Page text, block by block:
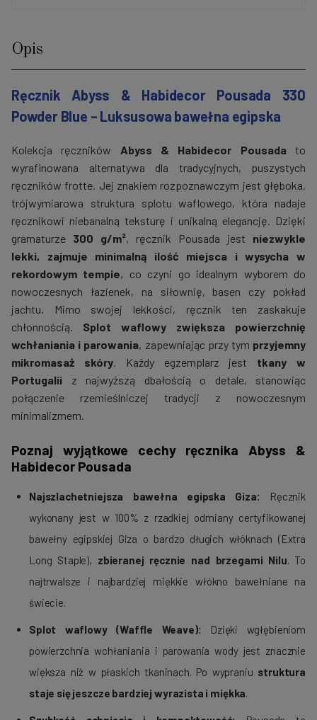
Opis
Ręcznik Abyss & Habidecor Pousada 330
Powder Blue – Luksusowa bawełna egipska
Kolekcja ręczników Abyss & Habidecor Pousadato
wyrafinowana alternatywa dla tradycyjnych, puszystych
ręczników frotte. Jej znakiem rozpoznawczym jest głęboka,
trójwymiarowa struktura splotu waflowego, która nadaje
ręcznikowi niebanalną teksturę i unikalną elegancję. Dzięki
gramaturze 300 g/m², ręcznik Pousada jest niezwykle
lekki, zajmuje minimalną ilość miejsca i wysycha w
rekordowym tempie, co czyni go idealnym wyborem do
nowoczesnych łazienek, na siłownię, basen czy pokład
jachtu. Mimo swojej lekkości, ręcznik ten zaskakuje
chłonnością. Splot waflowy zwiększa powierzchnię
wchłaniania i parowania, zapewniając przy tym przyjemny
mikromasaż skóry. Każdy egzemplarz jest tkany w
Portugalii z najwyższą dbałością o detale, stanowiąc
połączenie rzemieślniczej tradycji z nowoczesnym
minimalizmem.
Poznaj wyjątkowe cechy ręcznika Abyss &
Habidecor Pousada
Najszlachetniejsza bawełna egipska Giza: Ręcznik
wykonany jest w 100% z rzadkiej odmiany certyfikowanej
bawełny egipskiej Giza o bardzo długich włóknach (Extra
Long Staple), zbieranej ręcznie nad brzegami Nilu. To
najtrwalsze i najbardziej miękkie włókno bawełniane na
świecie.
Splot waflowy (Waffle Weave): Dzięki wgłębieniom
powierzchnia wchłaniania i parowania wody jest znacznie
większa niż w płaskich tkaninach. Po wypraniu struktura
staje się jeszcze bardziej wyrazista i miękka.